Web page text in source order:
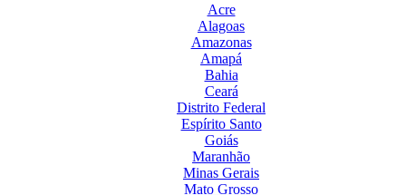
Acre
Alagoas
Amazonas
Amapá
Bahia
Ceará
Distrito Federal
Espírito Santo
Goiás
Maranhão
Minas Gerais
Mato Grosso